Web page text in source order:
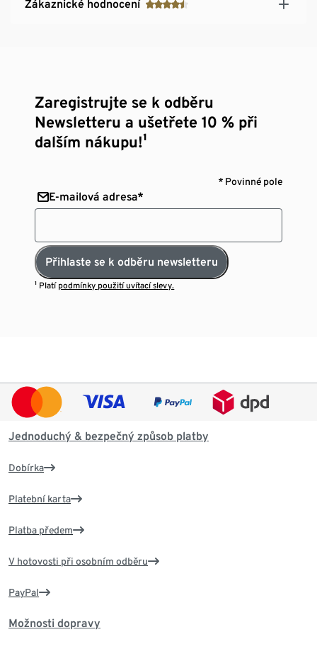
Zákaznické hodnocení
Zaregistrujte se k odběru
Newsletteru a ušetřete 10 % při
dalším nákupu!¹
* Povinné pole
E-mailová adresa*
Přihlaste se k odběru newsletteru
¹ Platí podmínky použití uvítací slevy.
Jednoduchý & bezpečný způsob platby
Dobírka
Platební karta
Platba předem
V hotovosti při osobním odběru
PayPal
Možnosti dopravy